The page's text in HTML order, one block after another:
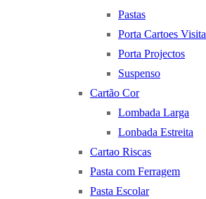
Pastas
Porta Cartoes Visita
Porta Projectos
Suspenso
Cartão Cor
Lombada Larga
Lonbada Estreita
Cartao Riscas
Pasta com Ferragem
Pasta Escolar